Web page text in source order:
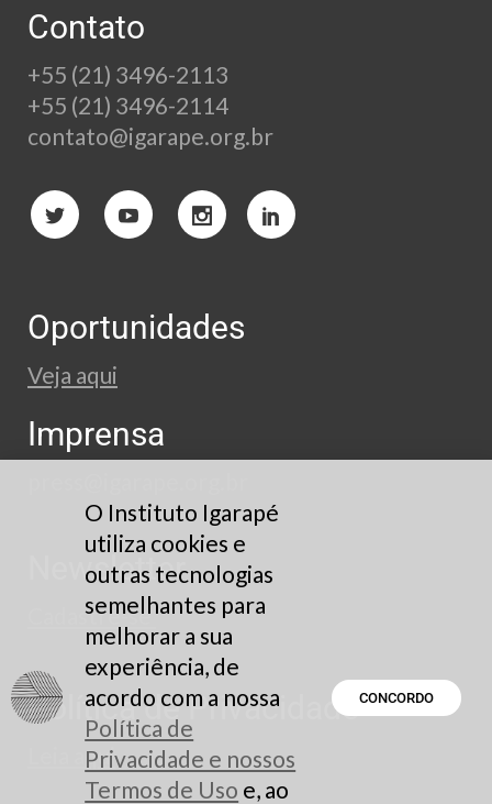
Contato
+55 (21) 3496-2113
+55 (21) 3496-2114
contato@igarape.org.br
Oportunidades
Veja aqui
Imprensa
Newsletter
Cadastre-se
Política de Privacidade
Leia aqui
O Instituto Igarapé
utiliza cookies e
outras tecnologias
semelhantes para
melhorar a sua
experiência, de
acordo com a nossa
Política de
Privacidade e nossos
Termos de Uso e, ao
CONCORDO